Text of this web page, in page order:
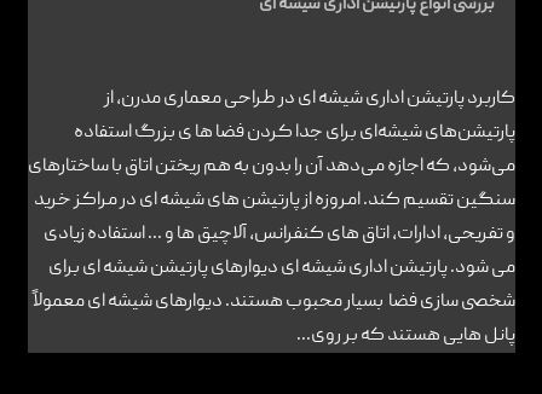
بررسی انواع پارتیشن اداری شیشه ای
کاربرد پارتیشن اداری شیشه ای در طراحی معماری مدرن، از
پارتیشن‌های شیشه‌ای برای جدا کردن فضا ها ی بزرگ استفاده
می‌شود، که اجازه می‌دهد آن را بدون به هم ریختن اتاق با ساختارهای
سنگین تقسیم کند. امروزه از پارتیشن های شیشه ای در مراکز خرید
و تفریحی، ادارات، اتاق های کنفرانس، آلاچیق ها و ... استفاده زیادی
می شود. پارتیشن اداری شیشه ای دیوارهای پارتیشن شیشه ای برای
شخصی سازی فضا بسیار محبوب هستند. دیوارهای شیشه ای معمولاً
پانل هایی هستند که بر روی...